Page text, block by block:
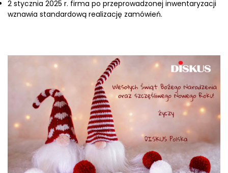
2 stycznia 2025 r. firma po przeprowadzonej inwentaryzacji
wznawia standardową realizację zamówień.